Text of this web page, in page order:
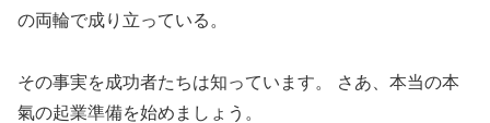
の両輪で成り立っている。
その事実を成功者たちは知っています。 さあ、本当の本
氣の起業準備を始めましょう。